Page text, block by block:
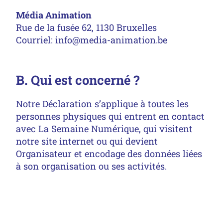
Média Animation
Rue de la fusée 62, 1130 Bruxelles
Courriel: info@media-animation.be
B. Qui est concerné ?
Notre Déclaration s’applique à toutes les
personnes physiques qui entrent en contact
avec La Semaine Numérique, qui visitent
notre site internet ou qui devient
Organisateur et encodage des données liées
à son organisation ou ses activités.